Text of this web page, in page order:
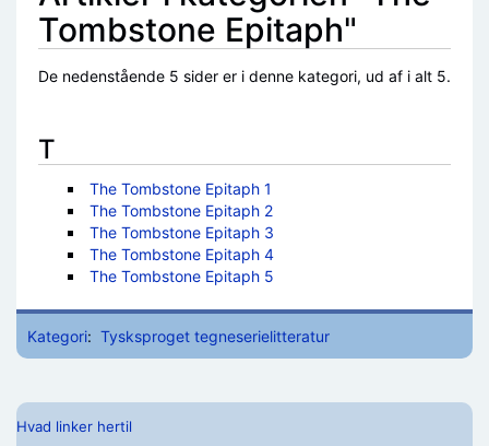
Tombstone Epitaph"
De nedenstående 5 sider er i denne kategori, ud af i alt 5.
T
The Tombstone Epitaph 1
The Tombstone Epitaph 2
The Tombstone Epitaph 3
The Tombstone Epitaph 4
The Tombstone Epitaph 5
Kategori: Tysksproget tegneserielitteratur
Hvad linker hertil